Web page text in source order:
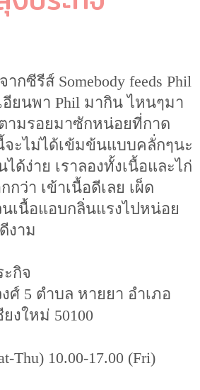
กซีรีส์ Somebody feeds Phil
อียนพา Phil มากิน ไหนๆมา
ามรอยมาซักหน่อยที่กาด
ะไม่ได้เข้มข้นแบบคลั่กๆนะ
ด้ง่าย เราลองทั้งเนื้อและไก่
ว่า เข้าเนื้อดีเลย เผ็ด
นเนื้อแอบกลิ่นแรงไปหน่อย
งาม
กิจ
ศ์ 5 ตำบล หายยา อำเภอ
งใหม่ 50100
Thu) 10.00-17.00 (Fri)